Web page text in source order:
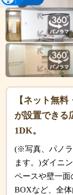
【ネット無
が設置できる
1DK。
(※写真、パノラ
ます。)ダイニ
ペースや壁一
BOXなど、全